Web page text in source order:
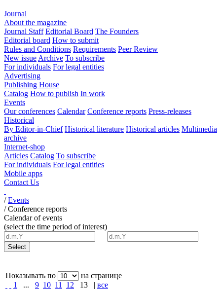
Journal
About the magazine
Journal Staff Editorial Board The Founders
Editorial board How to submit
Rules and Conditions Requirements Peer Review
New issue Archive To subscribe
For individuals For legal entities
Advertising
Publishing House
Catalog How to publish In work
Events
Our conferences Calendar Conference reports Press-releases
Historical
By Editor-in-Chief Historical literature Historical articles Multimedia
archive
Internet-shop
Articles Catalog To subscribe
For individuals For legal entities
Mobile apps
Contact Us
/Events
/Conference reports
Calendar of events
(select the time period of interest)
—
Показывать по
на странице
1
... 9 10 11 12 13 | все